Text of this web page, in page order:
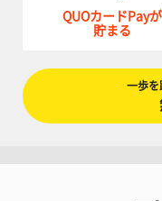
QUOカードPayが
貯まる
一歩を